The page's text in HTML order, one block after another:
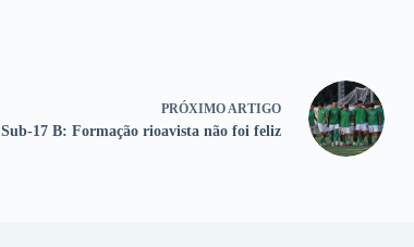
PRÓXIMO ARTIGO
Sub-17 B: Formação rioavista não foi feliz